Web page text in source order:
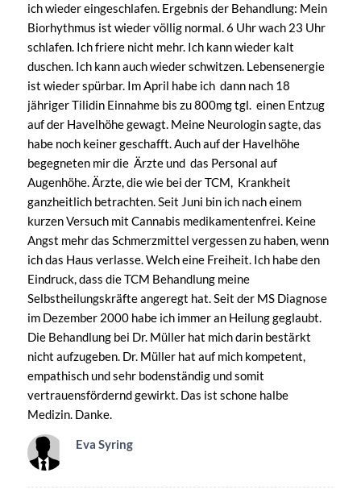
ich wieder eingeschlafen. Ergebnis der Behandlung: Mein
Biorhythmus ist wieder völlig normal. 6 Uhr wach 23 Uhr
schlafen. Ich friere nicht mehr. Ich kann wieder kalt
duschen. Ich kann auch wieder schwitzen. Lebensenergie
ist wieder spürbar. Im April habe ich dann nach 18
jähriger Tilidin Einnahme bis zu 800mg tgl. einen Entzug
auf der Havelhöhe gewagt. Meine Neurologin sagte, das
habe noch keiner geschafft. Auch auf der Havelhöhe
begegneten mir die Ärzte und das Personal auf
Augenhöhe. Ärzte, die wie bei der TCM, Krankheit
ganzheitlich betrachten. Seit Juni bin ich nach einem
kurzen Versuch mit Cannabis medikamentenfrei. Keine
Angst mehr das Schmerzmittel vergessen zu haben, wenn
ich das Haus verlasse. Welch eine Freiheit. Ich habe den
Eindruck, dass die TCM Behandlung meine
Selbstheilungskräfte angeregt hat. Seit der MS Diagnose
im Dezember 2000 habe ich immer an Heilung geglaubt.
Die Behandlung bei Dr. Müller hat mich darin bestärkt
nicht aufzugeben. Dr. Müller hat auf mich kompetent,
empathisch und sehr bodenständig und somit
vertrauensfördernd gewirkt. Das ist schone halbe
Medizin. Danke.
Eva Syring